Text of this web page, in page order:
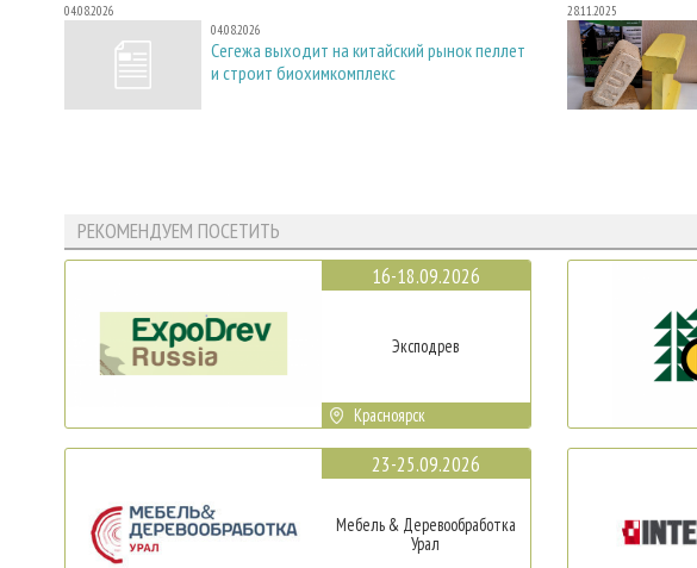
04.08.2026
04.08.2026
Сегежа выходит на китайский рынок пеллет
и строит биохимкомплекс
28.11.2025
РЕКОМЕНДУЕМ ПОСЕТИТЬ
16-18.09.2026
Эксподрев
Красноярск
23-25.09.2026
Мебель & Деревообработка
Урал